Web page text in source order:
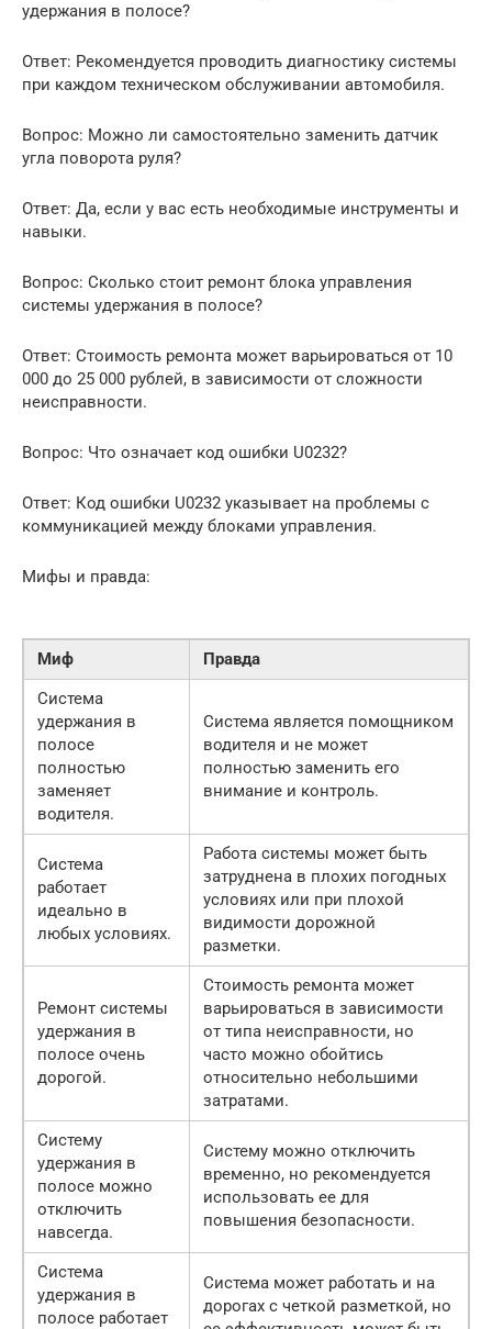
удержания в полосе?
Ответ: Рекомендуется проводить диагностику системы
при каждом техническом обслуживании автомобиля.
Вопрос: Можно ли самостоятельно заменить датчик
угла поворота руля?
Ответ: Да, если у вас есть необходимые инструменты и
навыки.
Вопрос: Сколько стоит ремонт блока управления
системы удержания в полосе?
Ответ: Стоимость ремонта может варьироваться от 10
000 до 25 000 рублей, в зависимости от сложности
неисправности.
Вопрос: Что означает код ошибки U0232?
Ответ: Код ошибки U0232 указывает на проблемы с
коммуникацией между блоками управления.
Мифы и правда:
Миф
Правда
Система
удержания в
полосе
полностью
заменяет
водителя.
Система является помощником
водителя и не может
полностью заменить его
внимание и контроль.
Система
работает
идеально в
любых условиях.
Работа системы может быть
затруднена в плохих погодных
условиях или при плохой
видимости дорожной
разметки.
Ремонт системы
удержания в
полосе очень
дорогой.
Стоимость ремонта может
варьироваться в зависимости
от типа неисправности, но
часто можно обойтись
относительно небольшими
затратами.
Систему
удержания в
полосе можно
отключить
навсегда.
Систему можно отключить
временно, но рекомендуется
использовать ее для
повышения безопасности.
Система
удержания в
полосе работает
Система может работать и на
дорогах с четкой разметкой, но